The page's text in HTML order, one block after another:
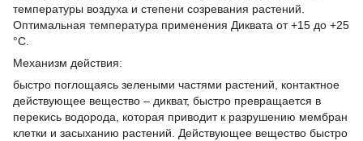
температуры воздуха и степени созревания растений.
Оптимальная температура применения Диквата от +15 до +25
°С.
Механизм действия:
быстро поглощаясь зелеными частями растений, контактное
действующее вещество – дикват, быстро превращается в
перекись водорода, которая приводит к разрушению мембран
клетки и засыханию растений. Действующее вещество быстро